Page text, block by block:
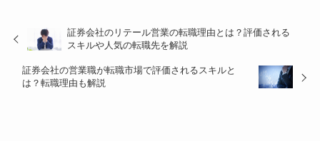
証券会社のリテール営業の転職理由とは？評価される
スキルや人気の転職先を解説
証券会社の営業職が転職市場で評価されるスキルと
は？転職理由も解説